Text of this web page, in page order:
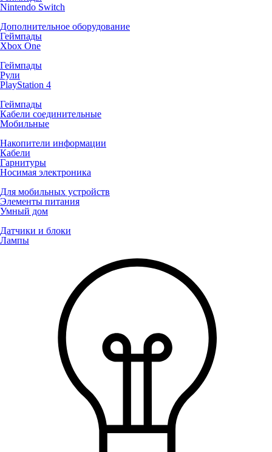
Nintendo Switch
Дополнительное оборудование
Геймпады
Xbox One
Геймпады
Рули
PlayStation 4
Геймпады
Кабели соединительные
Мобильные
Накопители информации
Кабели
Гарнитуры
Носимая электроника
Для мобильных устройств
Элементы питания
Умный дом
Датчики и блоки
Лампы